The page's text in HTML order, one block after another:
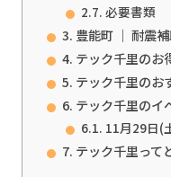
必要書類
豊能町 ｜ 耐震
テック千里のお
テック千里のお
テック千里のイ
11月29日(
テック千里って